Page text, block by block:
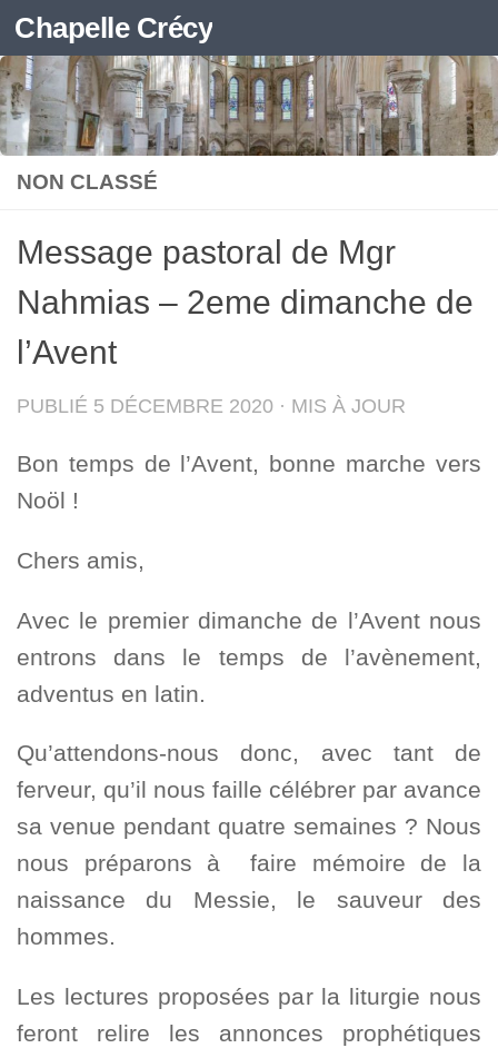
Skip to content
Chapelle Crécy
NON CLASSÉ
Message pastoral de Mgr
Nahmias – 2eme dimanche de
l’Avent
PUBLIÉ 5 DÉCEMBRE 2020 · MIS À JOUR
Bon temps de l’Avent, bonne marche vers
Noöl !
Chers amis,
Avec le premier dimanche de l’Avent nous
entrons dans le temps de l’avènement,
adventus en latin.
Qu’attendons-nous donc, avec tant de
ferveur, qu’il nous faille célébrer par avance
sa venue pendant quatre semaines ? Nous
nous préparons à faire mémoire de la
naissance du Messie, le sauveur des
hommes.
Les lectures proposées par la liturgie nous
feront relire les annonces prophétiques